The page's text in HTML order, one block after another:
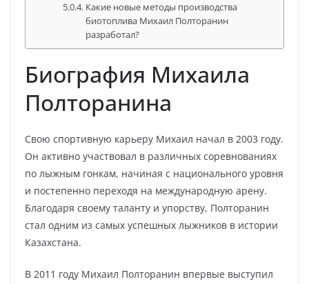
Какие новые методы производства
биотоплива Михаил Полторанин
разработал?
Биография Михаила
Полторанина
Свою спортивную карьеру Михаил начал в 2003 году.
Он активно участвовал в различных соревнованиях
по лыжным гонкам, начиная с национального уровня
и постепенно переходя на международную арену.
Благодаря своему таланту и упорству, Полторанин
стал одним из самых успешных лыжников в истории
Казахстана.
В 2011 году Михаил Полторанин впервые выступил